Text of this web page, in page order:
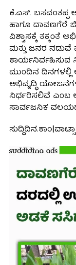
ಕೆ.ಎಸ್. ಬಸವಂತಪ್ಪ
ಹಾಗೂ ದಾವಣಗೆರೆ
ವಿಶ್ವಾಸಕ್ಕೆ ತಕ್ಕಂತೆ
ಮತ್ತು ಜನರ
ಕಾರ್ಯನಿರ್ವಹಿಸುವ
ಮುಂದಿನ ದಿನಗಳಲ್ಲಿ
ಅಭಿವೃದ್ಧಿ
ನಿರ್ಧರಿಸಲಿವೆ ಎಂಬ
ಸಾರ್ವಜನಿಕ